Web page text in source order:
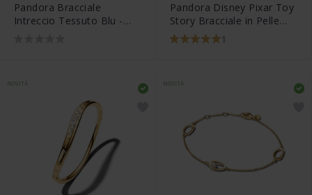
Pandora Bracciale
Intreccio Tessuto Blu -
Pandora Disney Pixar Toy
Story Bracciale in Pelle
Stella dello Sceriffo -
564605C01
1
NOVITÀ NOVITÀ